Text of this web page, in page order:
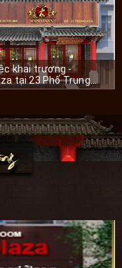
khai trương -
tại 23 Phố Trung
Cầu Giấy, Hà Nội.